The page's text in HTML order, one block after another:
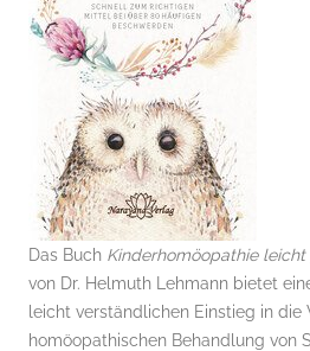
Das Buch Kinderhomöopathie
von Dr. Helmuth Lehmann bietet
leicht verständlichen Einstieg in die
homöopathischen Behandlung von